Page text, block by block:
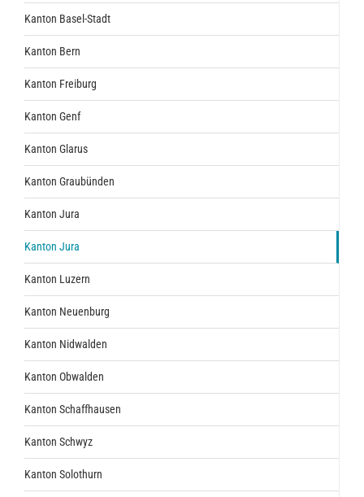
Kanton Basel-Stadt
Kanton Bern
Kanton Freiburg
Kanton Genf
Kanton Glarus
Kanton Graubünden
Kanton Jura
Kanton Jura
Kanton Luzern
Kanton Neuenburg
Kanton Nidwalden
Kanton Obwalden
Kanton Schaffhausen
Kanton Schwyz
Kanton Solothurn